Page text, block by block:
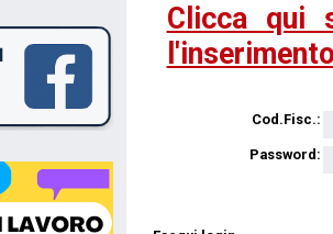
Clicca qui
Cod.Fisc.:
Password: